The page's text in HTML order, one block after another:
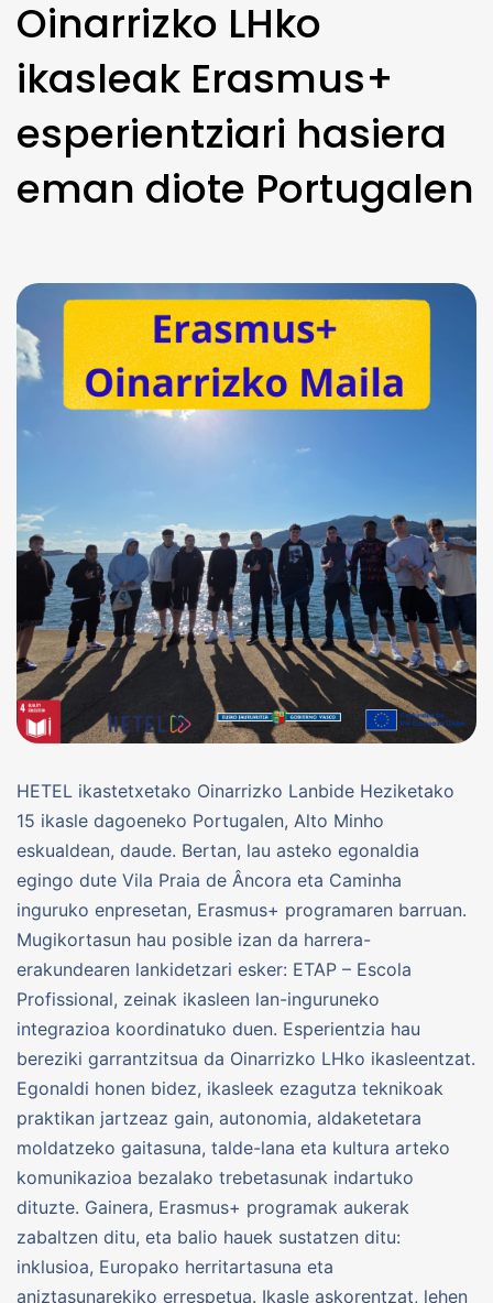
Oinarrizko LHko
ikasleak Erasmus+
esperientziari hasiera
eman diote Portugalen
HETEL ikastetxetako Oinarrizko Lanbide Heziketako
15 ikasle dagoeneko Portugalen, Alto Minho
eskualdean, daude. Bertan, lau asteko egonaldia
egingo dute Vila Praia de Âncora eta Caminha
inguruko enpresetan, Erasmus+ programaren barruan.
Mugikortasun hau posible izan da harrera-
erakundearen lankidetzari esker: ETAP – Escola
Profissional, zeinak ikasleen lan-inguruneko
integrazioa koordinatuko duen. Esperientzia hau
bereziki garrantzitsua da Oinarrizko LHko ikasleentzat.
Egonaldi honen bidez, ikasleek ezagutza teknikoak
praktikan jartzeaz gain, autonomia, aldaketetara
moldatzeko gaitasuna, talde-lana eta kultura arteko
komunikazioa bezalako trebetasunak indartuko
dituzte. Gainera, Erasmus+ programak aukerak
zabaltzen ditu, eta balio hauek sustatzen ditu:
inklusioa, Europako herritartasuna eta
aniztasunarekiko errespetua. Ikasle askorentzat, lehen